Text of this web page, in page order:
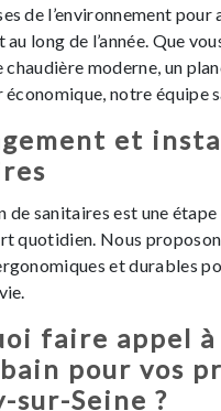
de l’environnement pour
long de l’année. Que
chaudière moderne, un
économique, notre équipe
et
de sanitaires est une
quotidien. Nous
et durables
faire appel à
pour vos
sur-Seine ?